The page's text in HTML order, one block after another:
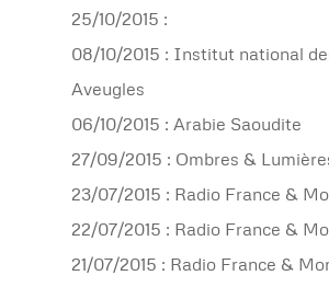
25/10/2015 :
08/10/2015 : Institut national
Aveugles
06/10/2015 : Arabie Saoudite
27/09/2015 : Ombres &
23/07/2015 : Radio France &
22/07/2015 : Radio France &
21/07/2015 : Radio France &